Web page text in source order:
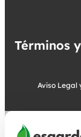
Términos
Aviso Legal